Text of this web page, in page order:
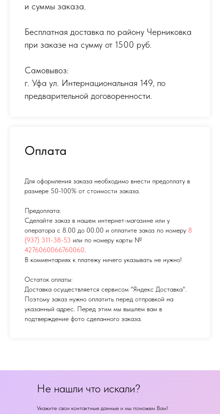
и суммы заказа.
Бесплатная доставка по району Черниковка
при заказе на сумму от 1500 руб.
Самовывоз:
г. Уфа ул. Интернациональная 149, по
предварительной договоренности.
Оплата
Для оформления заказа необходимо внести предоплату в
размере 50-100% от стоимости заказа.
Предоплата:
Сделайте заказ в нашем интернет-магазине или у
оператора с 8.00 до 00.00 и оплатите заказ по номеру 8
(937) 311-38-53 или по номеру карты №
4276060066760060
В комментариях к платежу ничего указывать не нужно!
Остаток оплаты:
Доставка осуществляется сервисом "Яндекс Доставка".
Поэтому заказ нужно оплатить перед отправкой на
указанный адрес. Перед этим мы вышлем вам в
подтверждение фото сделанного заказа.
Не нашли что искали?
Укажите свои контактные данные и мы поможем Вам!